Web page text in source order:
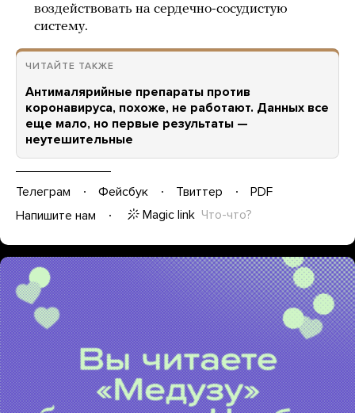
воздействовать на сердечно-сосудистую
систему.
ЧИТАЙТЕ ТАКЖЕ
Антималярийные препараты против
коронавируса, похоже, не работают. Данных все
еще мало, но первые результаты —
неутешительные
Телеграм Фейсбук Твиттер
PDF
Напишите нам
Magic link Что-что?